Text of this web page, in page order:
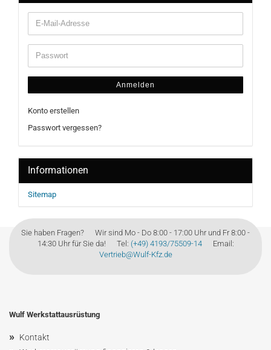
Anmelden
Konto erstellen
Passwort vergessen?
Informationen
Sitemap
Sie haben Fragen? Wir sind Mo - Do 8:00 - 17:00 Uhr und Fr 8:00 -
14:30 Uhr für Sie da! Tel: (+49) 4193/75509-14Email:
Vertrieb@Wulf-Kfz.de
Wulf Werkstattausrüstung
» Kontakt